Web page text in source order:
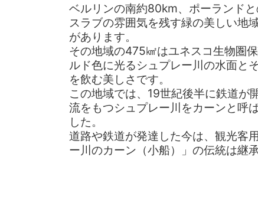
ベルリンの南約80km、ポーランド
スラブの雰囲気を残す緑の美しい地
があります。
その地域の475㎢はユネスコ生物圏
ルド色に光るシュプレー川の水面と
を飲む美しさです。
この地域では、19世紀後半に鉄道が
流をもつシュプレー川をカーンと呼
した。
道路や鉄道が発達した今は、観光客
ー川のカーン（小船）」の伝統は継